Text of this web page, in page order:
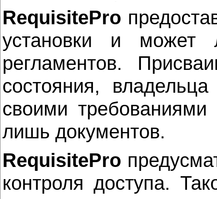
RequisitePro
установки и может
регламентов.
состояния,
своими
лишь документов.
RequisitePro
контроля доступа.